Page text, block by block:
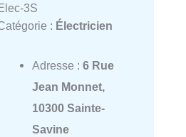
3S
: Électricien
Adresse : 6 Rue
Jean Monnet,
10300 Sainte-
Savine